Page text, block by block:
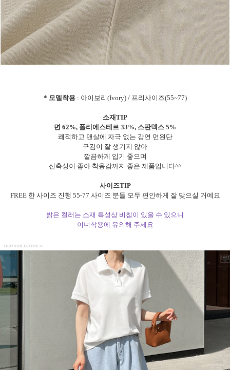
* 모델착용: 아이보리(Ivory) / 프리사이즈(55~77)
소재TIP
면 62%, 폴리에스테르 33%, 스판덱스 5%
쾌적하고 맨살에 자극 없는 강연 면원단
구김이 잘 생기지 않아
깔끔하게 입기 좋으며
신축성이 좋아 착용감까지 좋은 제품입니다^^
사이즈TIP
FREE 한 사이즈 진행 55-77 사이즈 분들 모두 편안하게 잘 맞으실 거예요
밝은 컬러는 소재 특성상 비침이 있을 수 있으니
이너착용에 유의해 주세요